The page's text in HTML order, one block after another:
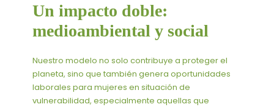
Un impacto doble:
medioambiental y social
Nuestro modelo no solo contribuye a proteger el
planeta, sino que también genera oportunidades
laborales para mujeres en situación de
vulnerabilidad, especialmente aquellas que